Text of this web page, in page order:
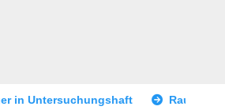
Raubüberfall im